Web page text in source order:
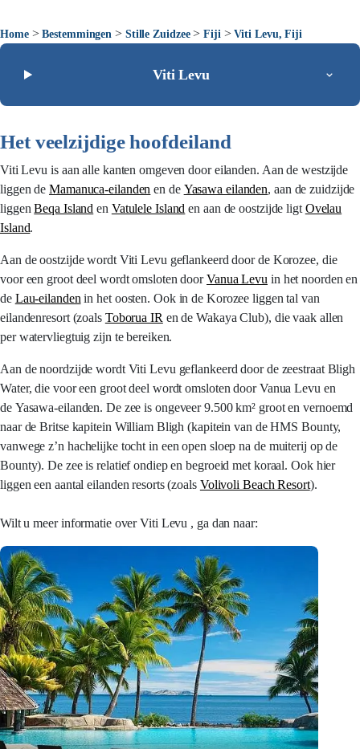
Home>Bestemmingen > Stille Zuidzee>Fiji >Viti Levu, Fiji
Viti Levu
Het veelzijdige hoofdeiland
Viti Levu is aan alle kanten omgeven door eilanden. Aan de westzijde
liggen deMamanuca-eilanden en de Yasawa eilanden, aan de zuidzijde
liggenBeqa Island en Vatulele Island en aan de oostzijde ligt Ovelau
Island.
Aan de oostzijde wordt Viti Levu geflankeerd door de Korozee, die
voor een groot deel wordt omsloten doorVanua Levu in het noorden en
de Lau-eilanden in het oosten. Ook in de Korozee liggen tal van
eilandenresort (zoals Toborua IR en de Wakaya Club), die vaak allen
per watervliegtuig zijn te bereiken.
Aan de noordzijde wordt Viti Levu geflankeerd door de zeestraat Bligh
Water, die voor een groot deel wordt omsloten door Vanua Levu en
de Yasawa-eilanden. De zee is ongeveer 9.500 km² groot en vernoemd
naar de Britse kapitein William Bligh (kapitein van de HMS Bounty,
vanwege z’n hachelijke tocht in een open sloep na de muiterij op de
Bounty). De zee is relatief ondiep en begroeid met koraal. Ook hier
liggen een aantal eilanden resorts (zoals Volivoli Beach Resort).
Wilt u meer informatie over Viti Levu , ga dan naar: